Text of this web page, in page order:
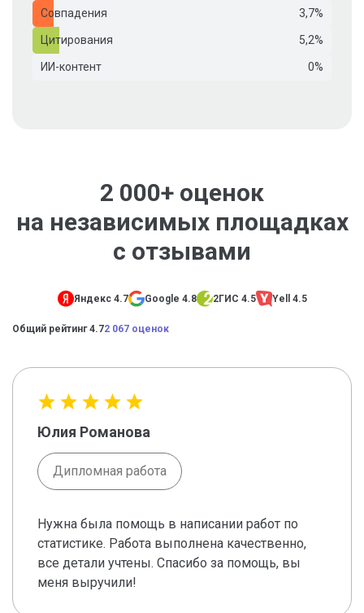
Совпадения 3,7%
Цитирования 5,2%
ИИ-контент 0%
2 000+ оценок
на независимых площадках
с отзывами
Яндекс 4.7 Google 4.8 2ГИС 4.5 Yell 4.5
Общий рейтинг 4.72 067 оценок
Юлия Романова
Дипломная работа
Нужна была помощь в написании работ по
статистике. Работа выполнена качественно,
все детали учтены. Спасибо за помощь, вы
меня выручили!